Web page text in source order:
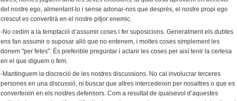
del nostre ego, alimentant-lo i sense adonar-nos que després, el nostre propi ego
crescut es convertirà en el nostre pitjor enemic.
-No cedim a la temptació d’assumir coses i fer suposicions. Generalment els dubtes
ens fan assumir o suposar allò que no entenem, i moltes coses simplement les
donem "per fetes". És preferible preguntar i aclarir les coses per així tenir la certesa
en el que diguem o fem.
-Mantinguem la discreció de les nostres discussions. No cal involucrar terceres
persones en una discussió, ni buscar que altres intercedeixin per nosaltres o que es
converteixin en els nostres defensors. Com a resultat de qualsevol d’aquestes